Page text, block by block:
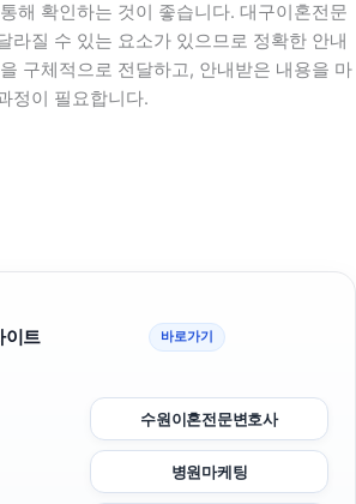
해 확인하는 것이 좋습니다. 대구이혼전문
라질 수 있는 요소가 있으므로 정확한 안내
구체적으로 전달하고, 안내받은 내용을 마
정이 필요합니다.
이트 바로가기
수원이혼전문변호사
병원마케팅